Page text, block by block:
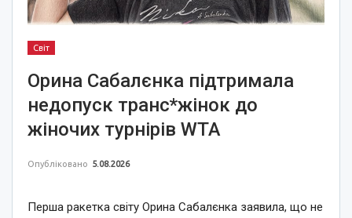
Світ
Орина Сабалєнка підтримала
недопуск транс*жінок до
жіночих турнірів WTA
Опубліковано 5.08.2026
Перша ракетка світу Орина Сабалєнка заявила, що не